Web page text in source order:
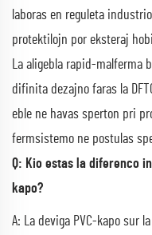
laboras en reguleta
protektilojn por eksteraj
La aligebla rapid-
difinita dezajno faras la
eble ne havas sperton pri
fermsistemo ne postulas
Q: Kio estas la diferenco
kapo?
A: La deviga PVC-kapo sur